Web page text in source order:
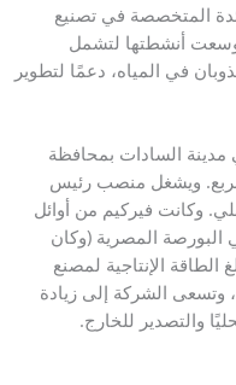
في تصنيع
لتشمل
دعمًا لتطوير
بمحافظة
ويشغل منصب رئيس
من أوائل
(وكان
لمصنع
الشركة إلى زيادة
للخارج.